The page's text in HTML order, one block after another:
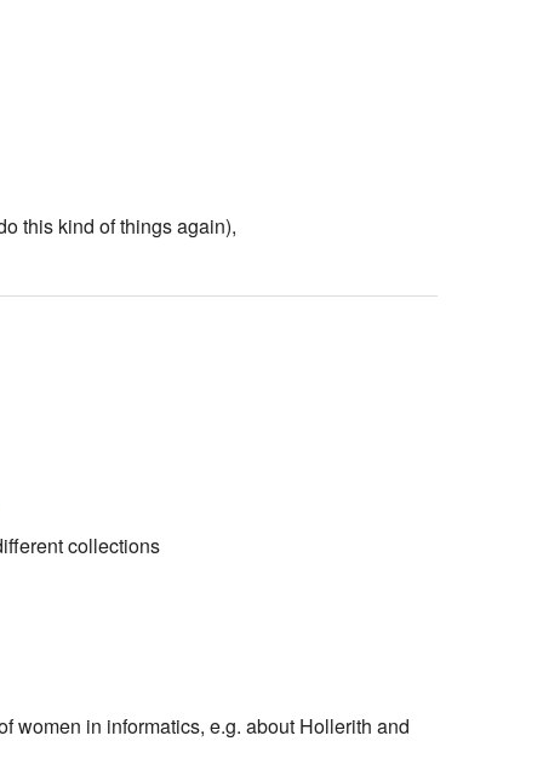
this kind of things again),
collections
women in informatics, e.g. about Hollerith and